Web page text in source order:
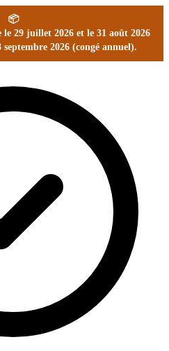
📦
le 29 juillet 2026 et le 31 août 2026
2026 (congé annuel).